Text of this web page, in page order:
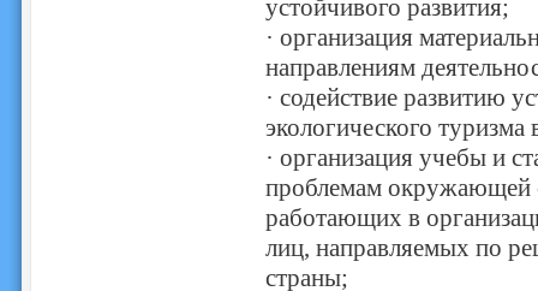
устойчивого развития;
· организация
направлениям
· содействие развитию
экологического туризма
· организация учебы и
проблемам окружающей
работающих в
лиц, направляемых по
страны;